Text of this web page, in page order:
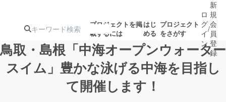
プロジェクトを掲
載するには
はじ
める
プロジェクト
をさがす
注目のリ 注目の新着プロ 募集終了が近いプ
ロジェクト
ロ
グ
イ
ン
/
新
規
会
員
登
録
鳥取・島根「中海オープンウォーター
スイム」豊かな泳げる中海を目指し
て開催します！